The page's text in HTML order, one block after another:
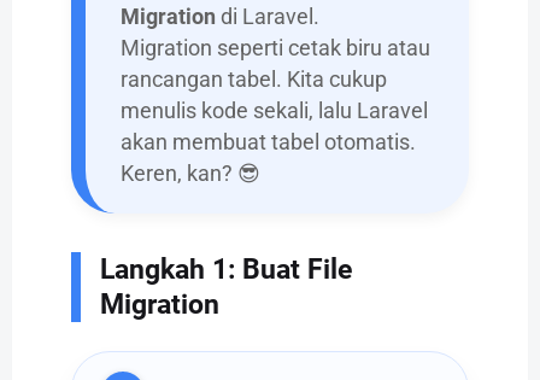
Migration di Laravel.
Migration seperti cetak biru atau
rancangan tabel. Kita cukup
menulis kode sekali, lalu Laravel
akan membuat tabel otomatis.
Keren, kan? 😎
Langkah 1: Buat File
Migration